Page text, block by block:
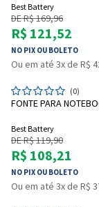
Best Battery
DE R$ 169,96
R$ 121,52
NO PIX OU BOLETO
Ou em até 3x de R$
(0)
FONTE PARA
Best Battery
DE R$ 119,90
R$ 108,21
NO PIX OU BOLETO
Ou em até 3x de R$